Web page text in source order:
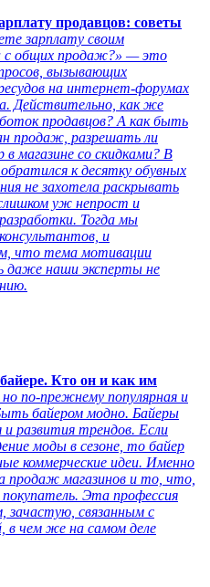
продавцов: советы
зарплату своим
с общих продаж?» — это
вызывающих
на интернет-форумах
Действительно, как же
продавцов? А как быть
продаж, разрешать ли
магазине со скидками? В
к десятку обувных
не захотела раскрывать
уж непрост и
Тогда мы
и
что тема мотивации
даже наши эксперты не
Кто он и как им
по-прежнему популярная и
байером модно. Байеры
развития трендов. Если
моды в сезоне, то байер
коммерческие идеи. Именно
продаж магазинов и то, что,
Эта профессия
зачастую, связанным с
в чем же на самом деле